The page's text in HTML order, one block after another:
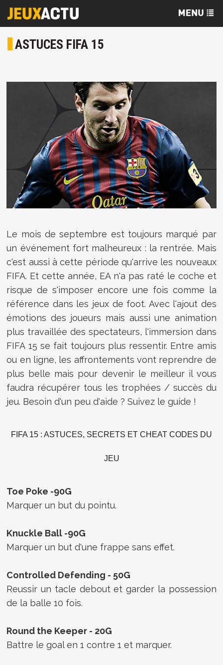
ASTUCES FIFA 15
Le mois de septembre est toujours marqué par
un événement fort malheureux : la rentrée. Mais
c'est aussi à cette période qu'arrive les nouveaux
FIFA. Et cette année, EA n'a pas raté le coche et
risque de s'imposer encore une fois comme la
référence dans les jeux de foot. Avec l'ajout des
émotions des joueurs mais aussi une animation
plus travaillée des spectateurs, l'immersion dans
FIFA 15 se fait toujours plus ressentir. Entre amis
ou en ligne, les affrontements vont reprendre de
plus belle mais pour devenir le meilleur il vous
faudra récupérer tous les trophées / succès du
jeu. Besoin d'un peu d'aide ? Suivez le guide !
FIFA 15 : ASTUCES, SECRETS ET CHEAT CODES DU
JEU
Toe Poke -90G
Marquer un but du pointu.
Knuckle Ball -90G
Marquer un but d'une frappe sans effet.
Controlled Defending - 50G
Reussir un tacle debout et garder la possession
de la balle 10 fois.
Round the Keeper - 20G
Battre le goal en 1 contre 1 et marquer.